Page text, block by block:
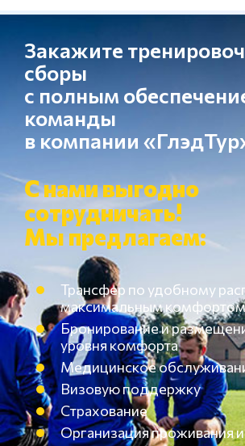
Закажите
сборы
с полным
команды
в компании
С нами выгодно
сотрудничать!
Мы предлагаем:
Трансфер по удобному
максимальным комфортом
Бронирование и
уровня комфорта
Медицинское
Визовую поддержку
Страхование
Организация проживания